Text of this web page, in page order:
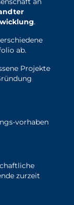
.
ab.
Projekte
vorhaben
zurzeit